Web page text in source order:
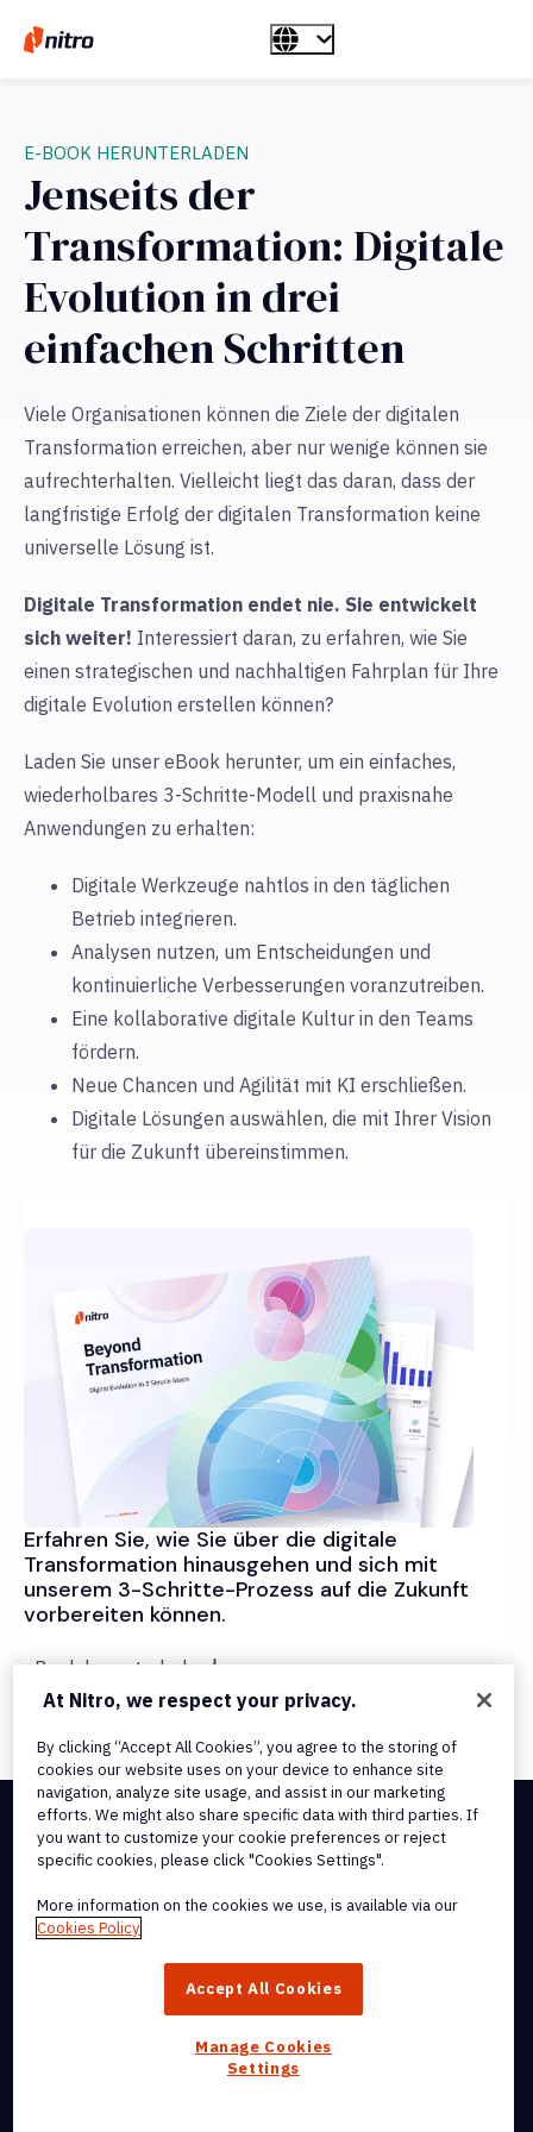
E-BOOK HERUNTERLADEN
Jenseits der
Transformation: Digitale
Evolution in drei
einfachen Schritten
Viele Organisationen können die Ziele der digitalen
Transformation erreichen, aber nur wenige können sie
aufrechterhalten. Vielleicht liegt das daran, dass der
langfristige Erfolg der digitalen Transformation keine
universelle Lösung ist.
Digitale Transformation endet nie. Sie entwickelt
sich weiter! Interessiert daran, zu erfahren, wie Sie
einen strategischen und nachhaltigen Fahrplan für Ihre
digitale Evolution erstellen können?
Laden Sie unser eBook herunter, um ein einfaches,
wiederholbares 3-Schritte-Modell und praxisnahe
Anwendungen zu erhalten:
Digitale Werkzeuge nahtlos in den täglichen
Betrieb integrieren.
Analysen nutzen, um Entscheidungen und
kontinuierliche Verbesserungen voranzutreiben.
Eine kollaborative digitale Kultur in den Teams
fördern.
Neue Chancen und Agilität mit KI erschließen.
Digitale Lösungen auswählen, die mit Ihrer Vision
für die Zukunft übereinstimmen.
Erfahren Sie, wie Sie über die digitale
Transformation hinausgehen und sich mit
unserem 3-Schritte-Prozess auf die Zukunft
vorbereiten können.
eBook herunterladen
Integrations & API Connectivity
Terms of Service
© 2026 Nitro Software, Inc. All rights reserved.
Nitro, the Nitro logo, Nitro Productivity Platform, Nitro PDF Pro, Nitro
trademarks, of Nitro Software, Inc. or its affiliates in the United
States and/or other countries.
At Nitro, we respect your privacy.
By clicking “Accept All Cookies”, you agree to the storing of
cookies our website uses on your device to enhance site
navigation, analyze site usage, and assist in our marketing
efforts. We might also share specific data with third parties. If
you want to customize your cookie preferences or reject
specific cookies, please click "Cookies Settings".
More information on the cookies we use, is available via our
Cookies Policy
Accept All Cookies
Manage Cookies
Settings